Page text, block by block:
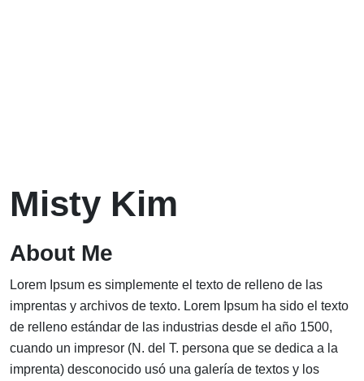
Misty Kim
About Me
Lorem Ipsum es simplemente el texto de relleno de las
imprentas y archivos de texto. Lorem Ipsum ha sido el texto
de relleno estándar de las industrias desde el año 1500,
cuando un impresor (N. del T. persona que se dedica a la
imprenta) desconocido usó una galería de textos y los